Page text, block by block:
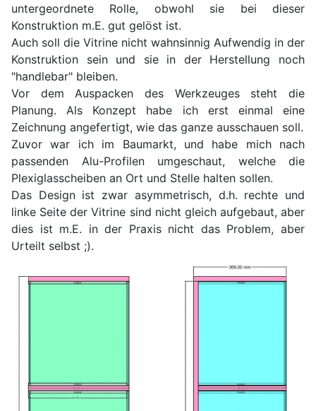
untergeordnete Rolle, obwohl sie bei dieser
Konstruktion m.E. gut gelöst ist.
Auch soll die Vitrine nicht wahnsinnig Aufwendig in der
Konstruktion sein und sie in der Herstellung noch
"handlebar" bleiben.
Vor dem Auspacken des Werkzeuges steht die
Planung. Als Konzept habe ich erst einmal eine
Zeichnung angefertigt, wie das ganze ausschauen soll.
Zuvor war ich im Baumarkt, und habe mich nach
passenden Alu-Profilen umgeschaut, welche die
Plexiglasscheiben an Ort und Stelle halten sollen.
Das Design ist zwar asymmetrisch, d.h. rechte und
linke Seite der Vitrine sind nicht gleich aufgebaut, aber
dies ist m.E. in der Praxis nicht das Problem, aber
Urteilt selbst ;).